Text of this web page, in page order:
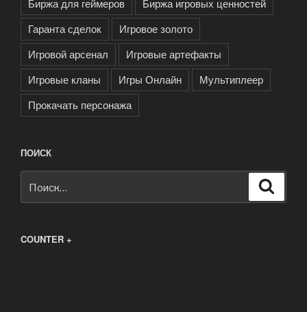
Биржа для геймеров
Биржа игровых ценностей
Гаранта сделок
Игровое золото
Игровой арсенал
Игровые артефакты
Игровые кланы
Игры Онлайн
Мультиплеер
Прокачать персонажа
ПОИСК
COUNTER +